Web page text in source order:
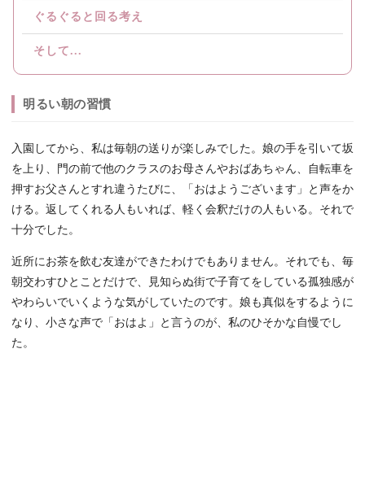
ぐるぐると回る考え
そして...
明るい朝の習慣
入園してから、私は毎朝の送りが楽しみでした。娘の手を引いて坂
を上り、門の前で他のクラスのお母さんやおばあちゃん、自転車を
押すお父さんとすれ違うたびに、「おはようございます」と声をか
ける。返してくれる人もいれば、軽く会釈だけの人もいる。それで
十分でした。
近所にお茶を飲む友達ができたわけでもありません。それでも、毎
朝交わすひとことだけで、見知らぬ街で子育てをしている孤独感が
やわらいでいくような気がしていたのです。娘も真似をするように
なり、小さな声で「おはよ」と言うのが、私のひそかな自慢でし
た。